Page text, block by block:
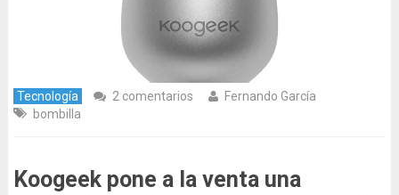
Tecnología 2 comentarios
Fernando García
bombilla
Koogeek pone a la venta una